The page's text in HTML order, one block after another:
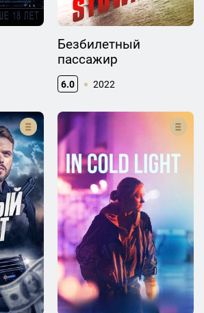
Безбилетный
пассажир
6.0 2022